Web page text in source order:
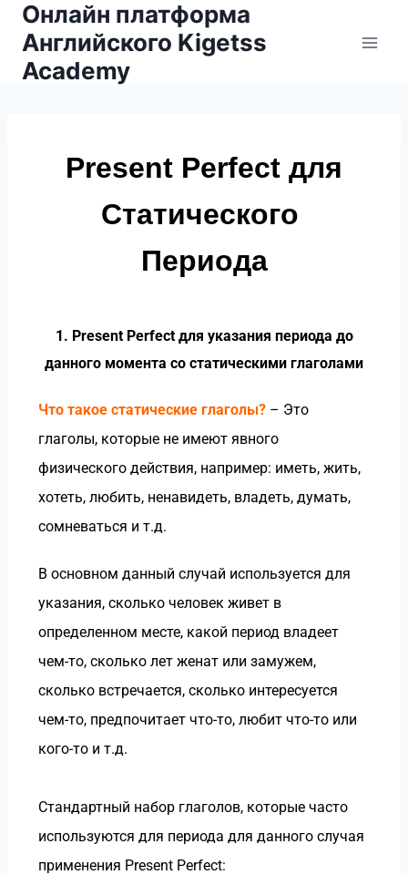
Онлайн платформа
Английского Kigetss
Academy
Present Perfect для
Статического
Периода
1. Present Perfect для указания периода до
данного момента со статическими глаголами
Что такое статические глаголы? – Это
глаголы, которые не имеют явного
физического действия, например: иметь, жить,
хотеть, любить, ненавидеть, владеть, думать,
сомневаться и т.д.
В основном данный случай используется для
указания, сколько человек живет в
определенном месте, какой период владеет
чем-то, сколько лет женат или замужем,
сколько встречается, сколько интересуется
чем-то, предпочитает что-то, любит что-то или
кого-то и т.д.
Стандартный набор глаголов, которые часто
используются для периода для данного случая
применения Present Perfect: